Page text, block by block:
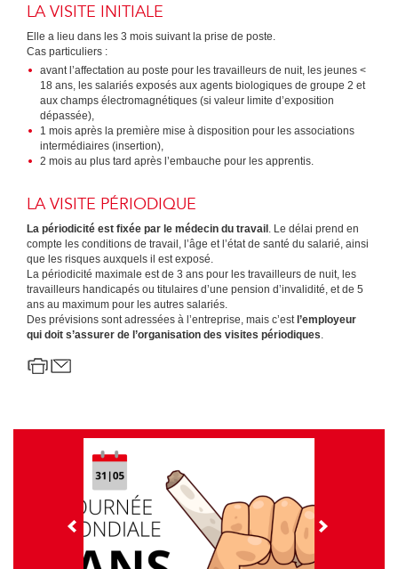
LA VISITE INITIALE
Elle a lieu dans les 3 mois suivant la prise de poste.
Cas particuliers :
avant l’affectation au poste pour les travailleurs de nuit, les jeunes <
18 ans, les salariés exposés aux agents biologiques de groupe 2 et
aux champs électromagnétiques (si valeur limite d’exposition
dépassée),
1 mois après la première mise à disposition pour les associations
intermédiaires (insertion),
2 mois au plus tard après l’embauche pour les apprentis.
LA VISITE PÉRIODIQUE
La périodicité est fixée par le médecin du travail . Le délai prend en
compte les conditions de travail, l’âge et l’état de santé du salarié, ainsi
que les risques auxquels il est exposé.
La périodicité maximale est de 3 ans pour les travailleurs de nuit, les
travailleurs handicapés ou titulaires d’une pension d’invalidité, et de 5
ans au maximum pour les autres salariés.
Des prévisions sont adressées à l’entreprise, mais c’est l’employeur
qui doit s’assurer de l’organisation des visites périodiques